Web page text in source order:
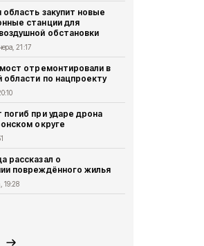
область закупит новые
станции для
обстановки
21:17
отремонтировали в
области по нацпроекту
погиб при ударе дрона
округе
рассказал о
повреждённого жилья
19:28